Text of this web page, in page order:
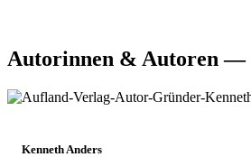
Autorinnen & Autoren —
Kenneth Anders